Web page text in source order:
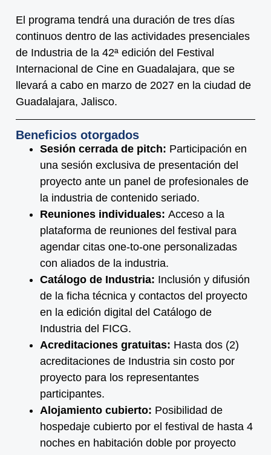
El programa tendrá una duración de tres días
continuos dentro de las actividades presenciales
de Industria de la 42ª edición del Festival
Internacional de Cine en Guadalajara, que se
llevará a cabo en marzo de 2027 en la ciudad de
Guadalajara, Jalisco.
Beneficios otorgados
Sesión cerrada de pitch: Participación en
una sesión exclusiva de presentación del
proyecto ante un panel de profesionales de
la industria de contenido seriado.
Reuniones individuales:Acceso a la
plataforma de reuniones del festival para
agendar citas one-to-one personalizadas
con aliados de la industria.
Catálogo de Industria: Inclusión y difusión
de la ficha técnica y contactos del proyecto
en la edición digital del Catálogo de
Industria del FICG.
Acreditaciones gratuitas: Hasta dos (2)
acreditaciones de Industria sin costo por
proyecto para los representantes
participantes.
Alojamiento cubierto: Posibilidad de
hospedaje cubierto por el festival de hasta 4
noches en habitación doble por proyecto